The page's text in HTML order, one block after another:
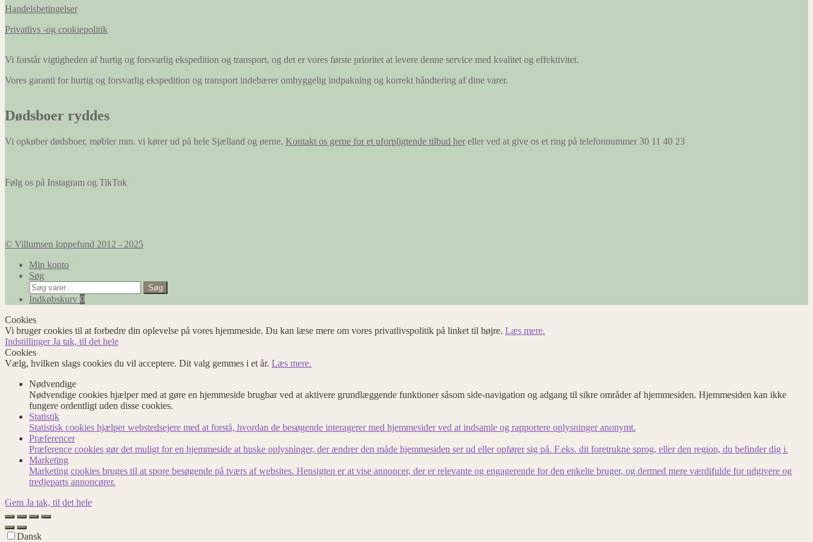
Handelsbetingelser
Privatlivs -og cookiepolitik
Vi forstår vigtigheden af hurtig og forsvarlig ekspedition og transport, og det er vores første prioritet at levere denne service med kvalitet og effektivitet.
Vores garanti for hurtig og forsvarlig ekspedition og transport indebærer omhyggelig indpakning og korrekt håndtering af dine varer.
Dødsboer ryddes
Vi opkøber dødsboer, møbler mm. vi kører ud på hele Sjælland og øerne. Kontakt os gerne for et uforpligtende tilbud her eller ved at give os et ring på telefonnummer 30 11 40 23
Følg os på Instagram og TikTok
© Villumsen loppefund 2012 - 2025
Min konto
Søg
Søg
efter:
Søg
Indkøbskurv 0
Cookies
Vi bruger cookies til at forbedre din oplevelse på vores hjemmeside. Du kan læse mere om vores privatlivspolitik på linket til højre. Læs mere.
IndstillingerJa tak, til det hele
Cookies
Vælg, hvilken slags cookies du vil acceptere. Dit valg gemmes i et år. Læs mere.
Nødvendige
Nødvendige cookies hjælper med at gøre en hjemmeside brugbar ved at aktivere grundlæggende funktioner såsom side-navigation og adgang til sikre områder af hjemmesiden. Hjemmesiden kan ikke
fungere ordentligt uden disse cookies.
Statistik
Statistisk cookies hjælper webstedsejere med at forstå, hvordan de besøgende interagerer med hjemmesider ved at indsamle og rapportere oplysninger anonymt.
Præferencer
Præference cookies gør det muligt for en hjemmeside at huske oplysninger, der ændrer den måde hjemmesiden ser ud eller opfører sig på. F.eks. dit foretrukne sprog, eller den region, du befinder dig i.
Marketing
Marketing cookies bruges til at spore besøgende på tværs af websites. Hensigten er at vise annoncer, der er relevante og engagerende for den enkelte bruger, og dermed mere værdifulde for udgivere og
tredjeparts annoncører.
Gem Ja tak, til det hele
Dansk